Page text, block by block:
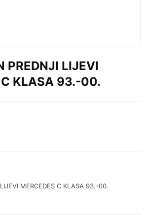
PREDNJI LIJEVI
C KLASA 93.-00.
MERCEDES C KLASA 93.-00.